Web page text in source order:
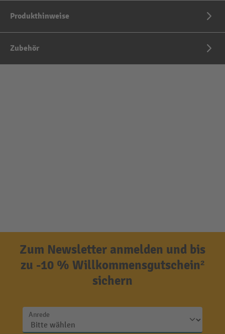
Produkthinweise
Zubehör
Zum Newsletter anmelden und bis
zu -10 % Willkommensgutschein²
sichern
Anrede